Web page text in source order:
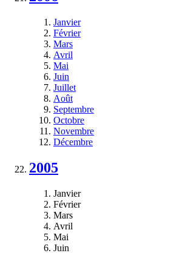
Janvier
Février
Mars
Avril
Mai
Juin
Juillet
Août
Septembre
Octobre
Novembre
Décembre
2005
Janvier
Février
Mars
Avril
Mai
Juin